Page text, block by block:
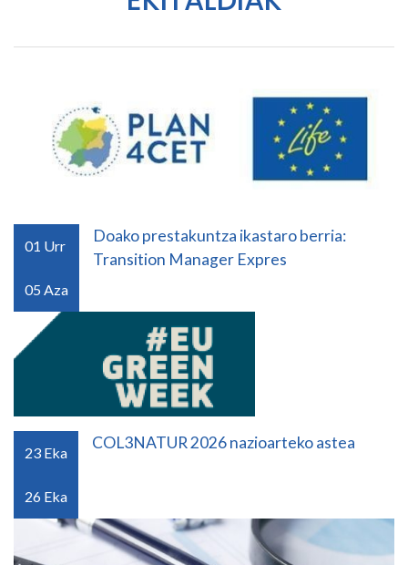
01 Urr
05 Aza
Doako prestakuntza ikastaro berria:
Transition Manager Expres
23 Eka
26 Eka
COL3NATUR 2026 nazioarteko astea